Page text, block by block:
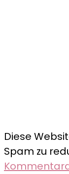
Diese
Spam zu